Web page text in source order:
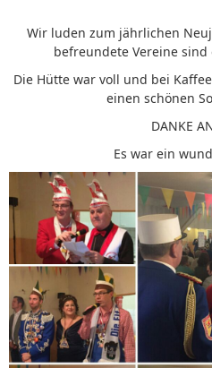
Wir luden zum jährlichen
befreundete Vereine
Die Hütte war voll und bei
einen schönen
DANKE
Es war ein